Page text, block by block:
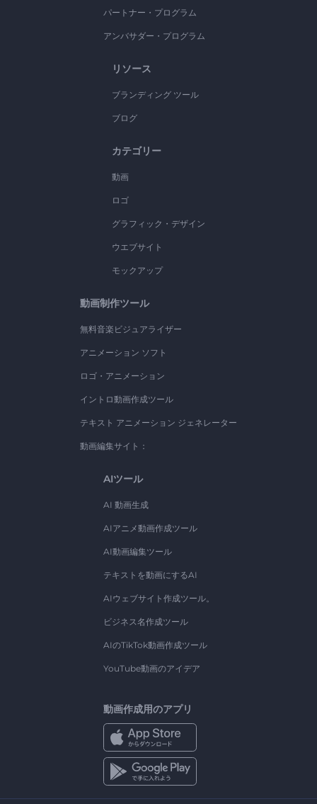
パートナー・プログラム
アンバサダー・プログラム
リソース
ブランディング ツール
ブログ
カテゴリー
動画
ロゴ
グラフィック・デザイン
ウエブサイト
モックアップ
動画制作ツール
無料音楽ビジュアライザー
アニメーション ソフト
ロゴ・アニメーション
イントロ動画作成ツール
テキスト アニメーション ジェネレーター
動画編集サイト：
AIツール
AI 動画生成
AIアニメ動画作成ツール
AI動画編集ツール
テキストを動画にするAI
AIウェブサイト作成ツール。
ビジネス名作成ツール
AIのTikTok動画作成ツール
YouTube動画のアイデア
動画作成用のアプリ